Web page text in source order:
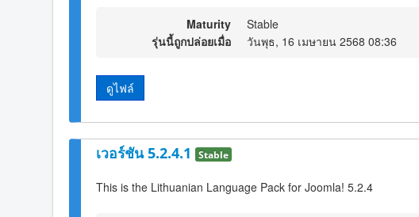
Maturity
Stable
รุ่นนี้ถูกปล่อยเมื่อ
วันพุธ, 16 เมษายน 2568 08:36
ดูไฟล์
เวอร์ชัน 5.2.4.1 Stable
This is the Lithuanian Language Pack for Joomla! 5.2.4